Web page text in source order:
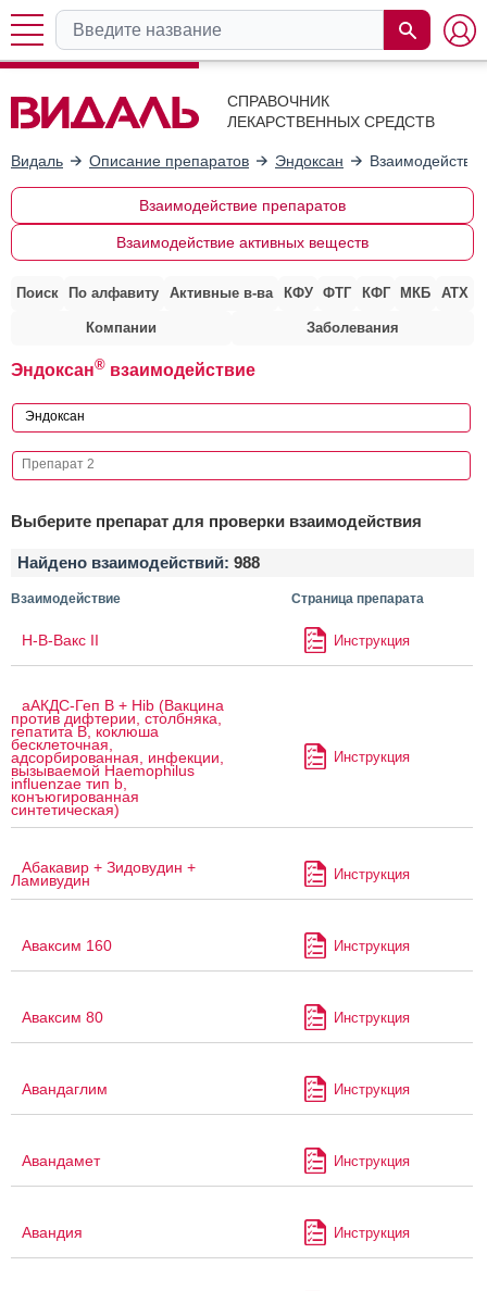
СПРАВОЧНИК
ЛЕКАРСТВЕННЫХ СРЕДСТВ
Видаль Описание препаратов Эндоксан
Взаимодействие препаратов
Взаимодействие активных веществ
Поиск По алфавиту Активные в-ва КФУ ФТГ КФГ МКБ АТХ
Компании Заболевания
Эндоксан® взаимодействие
Выберите препарат для проверки взаимодействия
Найдено взаимодействий: 988
Взаимодействие Страница препарата
H-B-Вакс II Инструкция
аАКДС-Геп B + Hib (Вакцина
против дифтерии, столбняка,
гепатита B, коклюша
бесклеточная,
адсорбированная, инфекции,
вызываемой Haemophilus
influenzae тип b,
конъюгированная
синтетическая)
Инструкция
Абакавир + Зидовудин +
Ламивудин Инструкция
Аваксим 160 Инструкция
Аваксим 80 Инструкция
Авандаглим Инструкция
Авандамет Инструкция
Авандия Инструкция